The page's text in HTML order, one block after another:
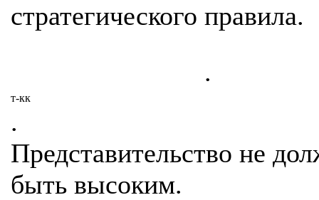
стратегического правила.
.
т-кк
.
Представительство не
быть высоким.